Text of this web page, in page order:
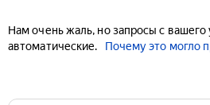
Нам очень жаль, но запросы с вашего
автоматические.
Почему это могло